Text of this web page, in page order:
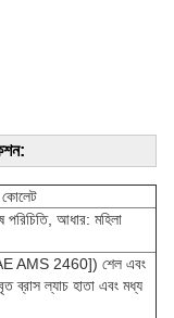
আধার: মহিলা
AMS 2460]) শেল এবং
ব্রাস ল্যাচ হাতা এবং মধ্য